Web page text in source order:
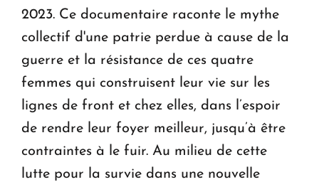
2023. Ce documentaire raconte le mythe
collectif d'une patrie perdue à cause de la
guerre et la résistance de ces quatre
femmes qui construisent leur vie sur les
lignes de front et chez elles, dans l’espoir
de rendre leur foyer meilleur, jusqu’à être
contraintes à le fuir. Au milieu de cette
lutte pour la survie dans une nouvelle